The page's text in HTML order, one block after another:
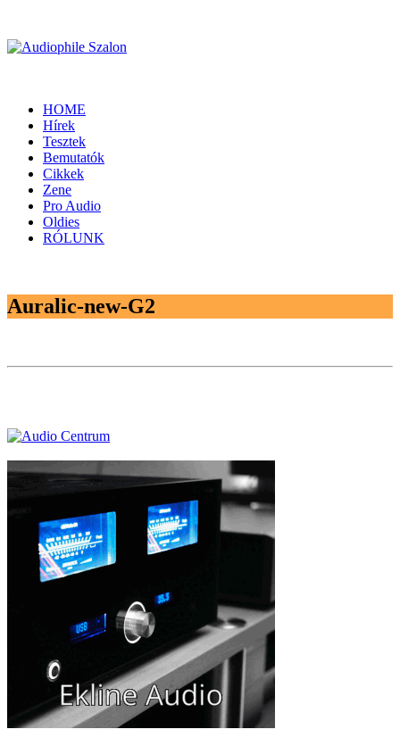
HOME
Hírek
Tesztek
Bemutatók
Cikkek
Zene
Pro Audio
Oldies
RÓLUNK
Auralic-new-G2